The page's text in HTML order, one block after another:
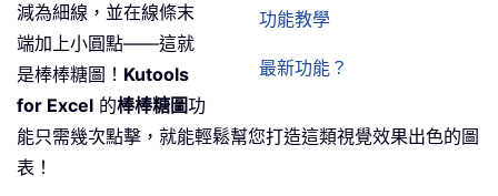
功能教學
最新功能？
減為細線，並在線條末
端加上小圓點——這就
是棒棒糖圖！ Kutools
for Excel 的棒棒糖圖功
能只需幾次點擊，就能輕鬆幫您打造這類視覺效果出色的圖
表！